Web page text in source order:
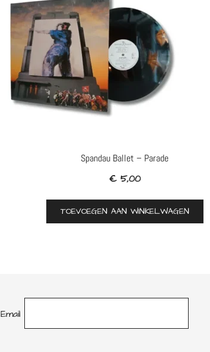
Spandau Ballet – Parade
€5,00
TOEVOEGEN AAN WINKELWAGEN
Email